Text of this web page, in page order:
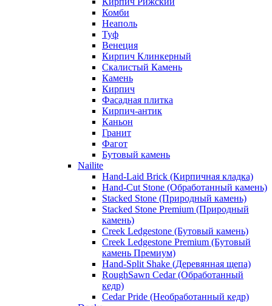
Комби
Неаполь
Туф
Венеция
Кирпич Клинкерный
Скалистый Камень
Камень
Кирпич
Фасадная плитка
Кирпич-антик
Каньон
Гранит
Фагот
Бутовый камень
Nailite
Hand-Laid Brick (Кирпичная кладка)
Hand-Cut Stone (Обработанный камень)
Stacked Stone (Природный камень)
Stacked Stone Premium (Природный
камень)
Creek Ledgestone (Бутовый камень)
Creek Ledgestone Premium (Бутовый
камень Премиум)
Hand-Split Shake (Деревянная щепа)
RoughSawn Cedar (Обработанный
кедр)
Cedar Pride (Необработанный кедр)